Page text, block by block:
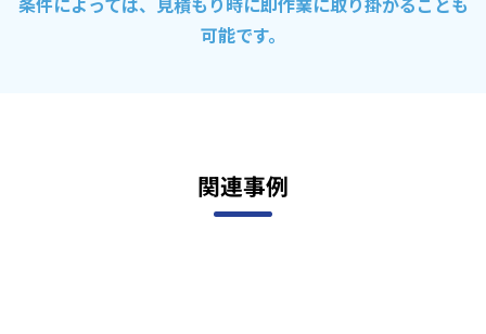
可能です。
関連事例